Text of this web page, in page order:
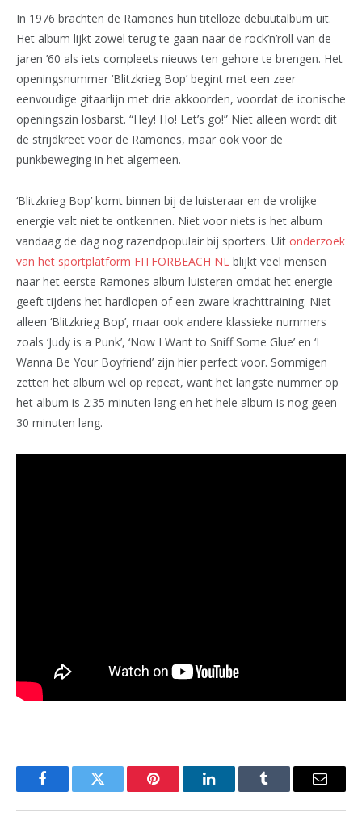
In 1976 brachten de Ramones hun titelloze debuutalbum uit.
Het album lijkt zowel terug te gaan naar de rock’n’roll van de
jaren ’60 als iets compleets nieuws ten gehore te brengen. Het
openingsnummer ‘Blitzkrieg Bop’ begint met een zeer
eenvoudige gitaarlijn met drie akkoorden, voordat de iconische
openingszin losbarst. “Hey! Ho! Let’s go!” Niet alleen wordt dit
de strijdkreet voor de Ramones, maar ook voor de
punkbeweging in het algemeen.
‘Blitzkrieg Bop’ komt binnen bij de luisteraar en de vrolijke
energie valt niet te ontkennen. Niet voor niets is het album
vandaag de dag nog razendpopulair bij sporters. Uit onderzoek
van het sportplatform FITFORBEACH NL blijkt veel mensen
naar het eerste Ramones album luisteren omdat het energie
geeft tijdens het hardlopen of een zware krachttraining. Niet
alleen ‘Blitzkrieg Bop’, maar ook andere klassieke nummers
zoals ‘Judy is a Punk’, ‘Now I Want to Sniff Some Glue’ en ‘I
Wanna Be Your Boyfriend’ zijn hier perfect voor. Sommigen
zetten het album wel op repeat, want het langste nummer op
het album is 2:35 minuten lang en het hele album is nog geen
30 minuten lang.
FacebookTwitter Pinterest LinkedInTumblr Email